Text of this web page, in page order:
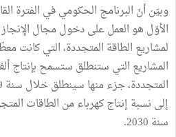
وبيّن أنّ البرنامج الحكومي في الفترة
الأوّل هو العمل على دخول مجال
لمشاريع الطاقة المتجددة، التي كانت
المشاريع التي ستنطلق ستسمح بإنتاج
سنة 2030.